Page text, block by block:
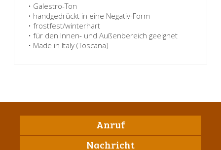
• Galestro-Ton
• handgedrückt in eine Negativ-Form
• frostfest/winterhart
• für den Innen- und Außenbereich geeignet
• Made in Italy (Toscana)
Anruf
Nachricht